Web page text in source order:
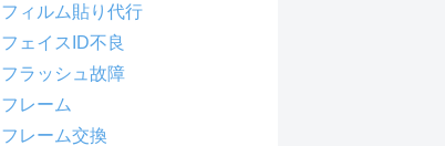
フィルム貼り代行
フェイスID不良
フラッシュ故障
フレーム
フレーム交換